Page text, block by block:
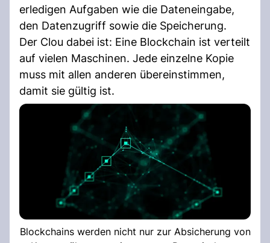
erledigen Aufgaben wie die Dateneingabe,
den Datenzugriff sowie die Speicherung.
Der Clou dabei ist: Eine Blockchain ist verteilt
auf vielen Maschinen. Jede einzelne Kopie
muss mit allen anderen übereinstimmen,
damit sie gültig ist.
Blockchains werden nicht nur zur Absicherung von